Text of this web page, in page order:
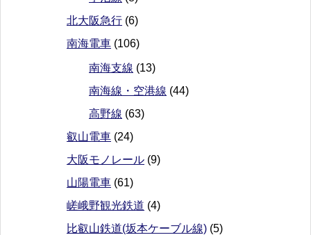
北大阪急行 (6)
南海電車 (106)
南海支線 (13)
南海線・空港線 (44)
高野線 (63)
叡山電車 (24)
大阪モノレール (9)
山陽電車 (61)
嵯峨野観光鉄道 (4)
比叡山鉄道(坂本ケーブル線) (5)